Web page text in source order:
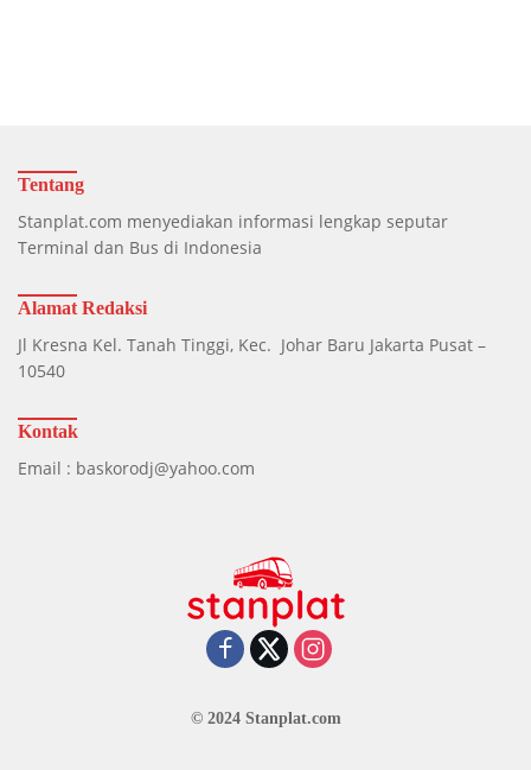
Tentang
Stanplat.com menyediakan informasi lengkap seputar
Terminal dan Bus di Indonesia
Alamat Redaksi
Jl Kresna Kel. Tanah Tinggi, Kec. Johar Baru Jakarta Pusat –
10540
Kontak
Email : baskorodj@yahoo.com
© 2024 Stanplat.com